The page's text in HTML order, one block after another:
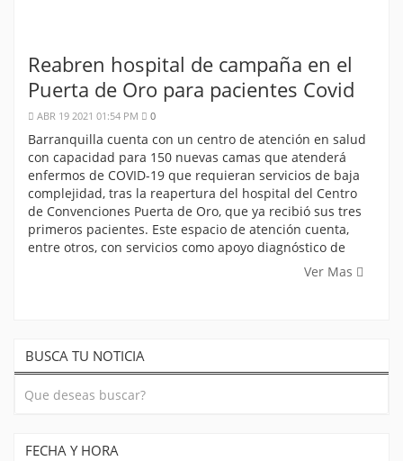
Reabren hospital de campaña en el
Puerta de Oro para pacientes Covid
ABR 19 2021 01:54 PM 0
Barranquilla cuenta con un centro de atención en salud
con capacidad para 150 nuevas camas que atenderá
enfermos de COVID-19 que requieran servicios de baja
complejidad, tras la reapertura del hospital del Centro
de Convenciones Puerta de Oro, que ya recibió sus tres
primeros pacientes. Este espacio de atención cuenta,
entre otros, con servicios como apoyo diagnóstico de
Ver Mas
BUSCA TU NOTICIA
FECHA Y HORA